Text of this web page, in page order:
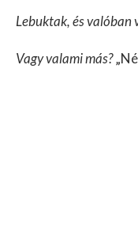
Lebuktak, és valóban
Vagy valami más?